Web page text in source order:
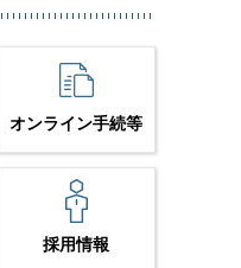
オンライン手続等
採用情報